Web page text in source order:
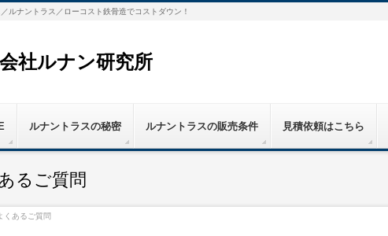
ルナントラス／ローコスト鉄骨造でコストダウン！
社ルナン研究所
ルナントラスの秘密 ルナントラスの販売条件 見積依頼はこちら
るご質問
くあるご質問